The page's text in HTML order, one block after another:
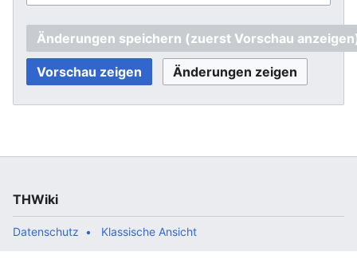
THWiki
Datenschutz Klassische Ansicht